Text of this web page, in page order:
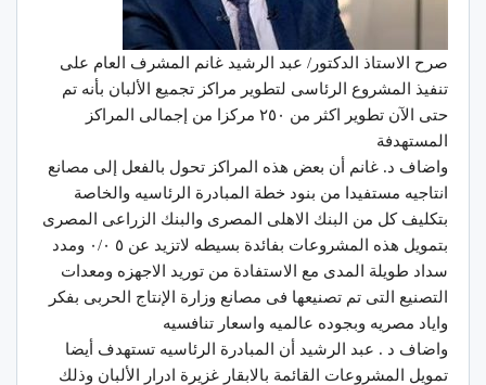
صرح الاستاذ الدكتور/ عبد الرشيد غانم المشرف العام على
تنفيذ المشروع الرئاسى لتطوير مراكز تجميع الألبان بأنه تم
حتى الآن تطوير اكثر من ٢٥٠ مركزا من إجمالى المراكز
المستهدفة
واضاف د. غانم أن بعض هذه المراكز تحول بالفعل إلى مصانع
انتاجيه مستفيدا من بنود خطة المبادرة الرئاسيه والخاصة
بتكليف كل من البنك الاهلى المصرى والبنك الزراعى المصرى
بتمويل هذه المشروعات بفائدة بسيطه لاتزيد عن ٥ ٠/٠ ومدد
سداد طويلة المدى مع الاستفادة من توريد الاجهزه ومعدات
التصنيع التى تم تصنيعها فى مصانع وزارة الإنتاج الحربى بفكر
واياد مصريه وبجوده عالميه واسعار تنافسيه
واضاف د . عبد الرشيد أن المبادرة الرئاسيه تستهدف أيضا
تمويل المشروعات القائمة بالابقار غزيرة ادرار الألبان وذلك